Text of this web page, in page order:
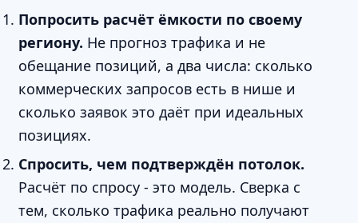
Попросить расчёт ёмкости по своему
региону. Не прогноз трафика и не
обещание позиций, а два числа: сколько
коммерческих запросов есть в нише и
сколько заявок это даёт при идеальных
позициях.
Спросить, чем подтверждён потолок.
Расчёт по спросу - это модель. Сверка с
тем, сколько трафика реально получают